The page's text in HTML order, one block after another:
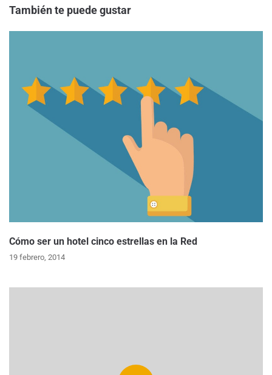
También te puede gustar
Cómo ser un hotel cinco estrellas en la Red
19 febrero, 2014